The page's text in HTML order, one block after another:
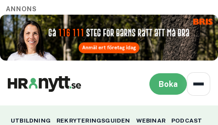
ANNONS
Boka
UTBILDNING REKRYTERINGSGUIDEN WEBINAR
PODCAST